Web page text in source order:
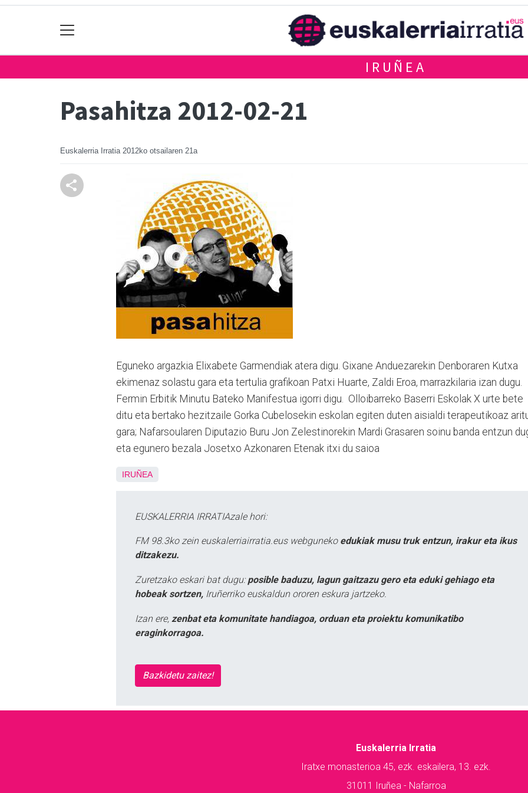
IRUÑEA
Pasahitza 2012-02-21
Euskalerria Irratia 2012ko otsailaren 21a
Eguneko argazkia Elixabete Garmendiak atera digu. Gixane Anduezarekin Denboraren Kutxa
ekimenaz solastu gara eta tertulia grafikoan Patxi Huarte, Zaldi Eroa, marrazkilaria izan dugu.
Fermin Erbitik Minutu Bateko Manifestua igorri digu. Olloibarreko Baserri Eskolak X urte bete
ditu eta bertako hezitzaile Gorka Cubelosekin eskolan egiten duten aisialdi terapeutikoaz
gara; Nafarsoularen Diputazio Buru Jon Zelestinorekin Mardi Grasaren soinu banda entzun
eta egunero bezala Josetxo Azkonaren Etenak itxi du saioa
IRUÑEA
EUSKALERRIA IRRATIAzale hori:
FM 98.3ko zein euskalerriairratia.eus webguneko edukiak musu truk entzun, irakur eta ikus
ditzakezu.
Zuretzako eskari bat dugu: posible baduzu, lagun gaitzazu gero eta eduki gehiago eta
hobeak sortzen, Iruñerriko euskaldun ororen eskura jartzeko.
Izan ere, zenbat eta komunitate handiagoa, orduan eta proiektu komunikatibo
eraginkorragoa.
Bazkidetu zaitez!
Euskalerria Irratia
Iratxe monasterioa 45, ezk. eskailera, 13. ezk.
31011 Iruñea - Nafarroa